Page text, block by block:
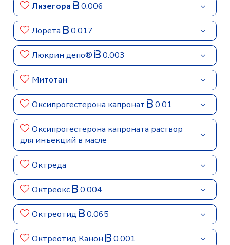
Лизегора 0.006
Лорета 0.017
Люкрин депо® 0.003
Митотан
Оксипрогестерона капронат 0.01
Оксипрогестерона капроната раствор
для инъекций в масле
Октреда
Октреокс 0.004
Октреотид 0.065
Октреотид Канон 0.001